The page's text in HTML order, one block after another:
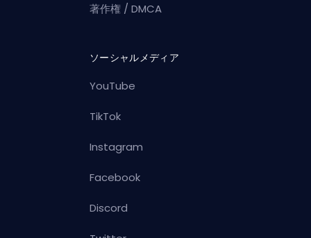
著作権 / DMCA
ソーシャルメディア
YouTube
TikTok
Instagram
Facebook
Discord